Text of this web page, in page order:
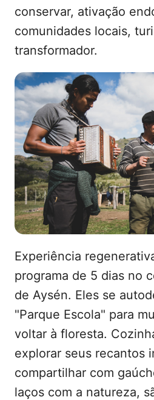
conservar, ativação
comunidades locais,
transformador.
Experiência
programa de 5 dias no
de Aysén. Eles se
"Parque Escola" para
voltar à floresta.
explorar seus recantos
compartilhar com
laços com a natureza,